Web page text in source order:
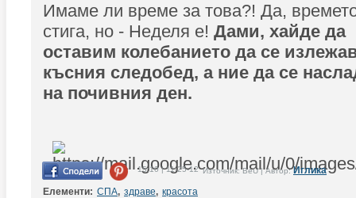
Имаме ли време за това?! Да,
стига, но - Неделя е! Дами, хайде да
оставим колебанието да се
късния следобед, а ние да се
на почивния ден.
15:10 | 11-25-12 Източник: BeU | Автор:Иглика
Елементи: СПА, здраве, красота